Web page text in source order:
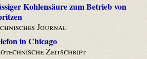
Kohlensäure zum Betrieb von
Journal
in Chicago
Zeitschrift